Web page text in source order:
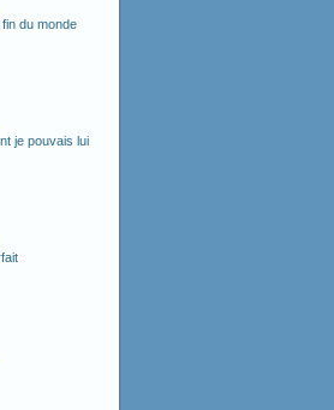
du monde
je pouvais lui